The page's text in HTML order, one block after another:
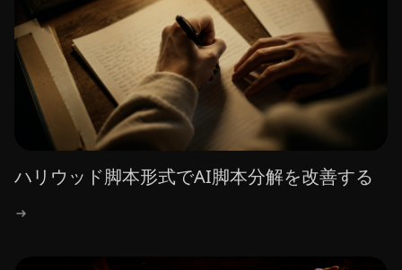
ハリウッド脚本形式でAI脚本分解を改善する